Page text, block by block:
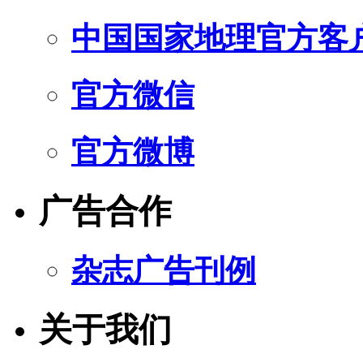
中国国家地理官方客
官方微信
官方微博
广告合作
杂志广告刊例
关于我们